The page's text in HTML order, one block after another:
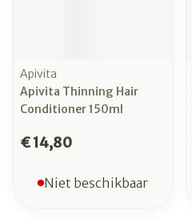
Apivita
Apivita Thinning Hair
Conditioner 150ml
€ 14,80
Niet beschikbaar